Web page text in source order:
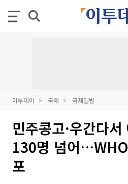
이투데이 국제 국제일반
민주콩고·우간다
130명 넘어
포